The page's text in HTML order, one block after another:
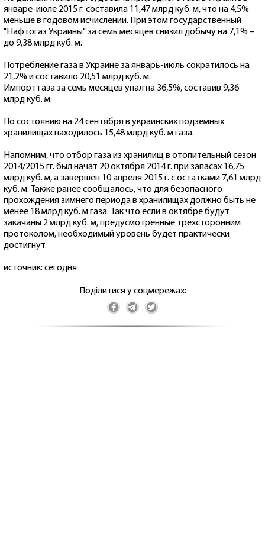
январе-июле 2015 г. составила 11,47 млрд куб. м, что на 4,5%
меньше в годовом исчислении. При этом государственный
"Нафтогаз Украины" за семь месяцев снизил добычу на 7,1% –
до 9,38 млрд куб. м.
Потребление газа в Украине за январь-июль сократилось на
21,2% и составило 20,51 млрд куб. м.
Импорт газа за семь месяцев упал на 36,5%, составив 9,36
млрд куб. м.
По состоянию на 24 сентября в украинских подземных
хранилищах находилось 15,48 млрд куб. м газа.
Напомним, что отбор газа из хранилищ в отопительный сезон
2014/2015 гг. был начат 20 октября 2014 г. при запасах 16,75
млрд куб. м, а завершен 10 апреля 2015 г. с остатками 7,61 млрд
куб. м. Также ранее сообщалось, что для безопасного
прохождения зимнего периода в хранилищах должно быть не
менее 18 млрд куб. м газа. Так что если в октябре будут
закачаны 2 млрд куб. м, предусмотренные трехсторонним
протоколом, необходимый уровень будет практически
достигнут.
источник: сегодня
Поділитися у соцмережах: